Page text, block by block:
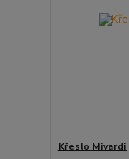
Křeslo